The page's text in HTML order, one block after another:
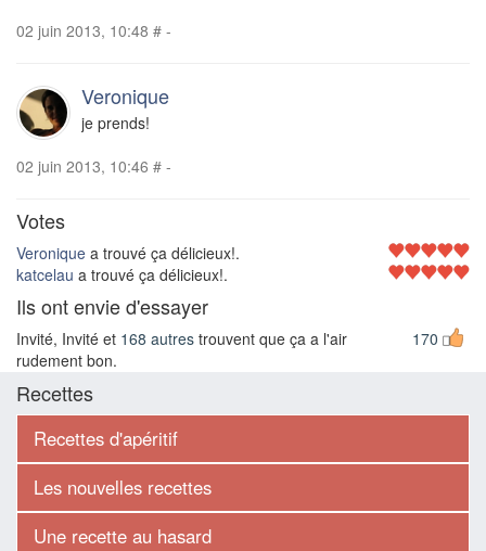
02 juin 2013, 10:48 # -
Veronique
je prends!
02 juin 2013, 10:46 # -
Votes
Veronique a trouvé ça délicieux!.
katcelau a trouvé ça délicieux!.
Ils ont envie d'essayer
170
Invité, Invité et 168 autres trouvent que ça a l'air
rudement bon.
Recettes
Recettes d'apéritif
Les nouvelles recettes
Une recette au hasard